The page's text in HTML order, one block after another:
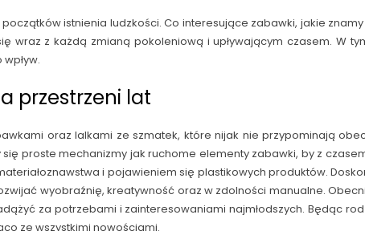
istnienia ludzkości. Co interesujące zabawki, jakie
wraz z każdą zmianą pokoleniową i upływającym czasem. W
przestrzeni lat
oraz lalkami ze szmatek, które nijak nie przypominają
proste mechanizmy jak ruchome elementy zabawki, by z
i pojawieniem się plastikowych produktów.
wyobraźnię, kreatywność oraz w zdolności manualne.
za potrzebami i zainteresowaniami najmłodszych. Będąc
ze wszystkimi nowościami.